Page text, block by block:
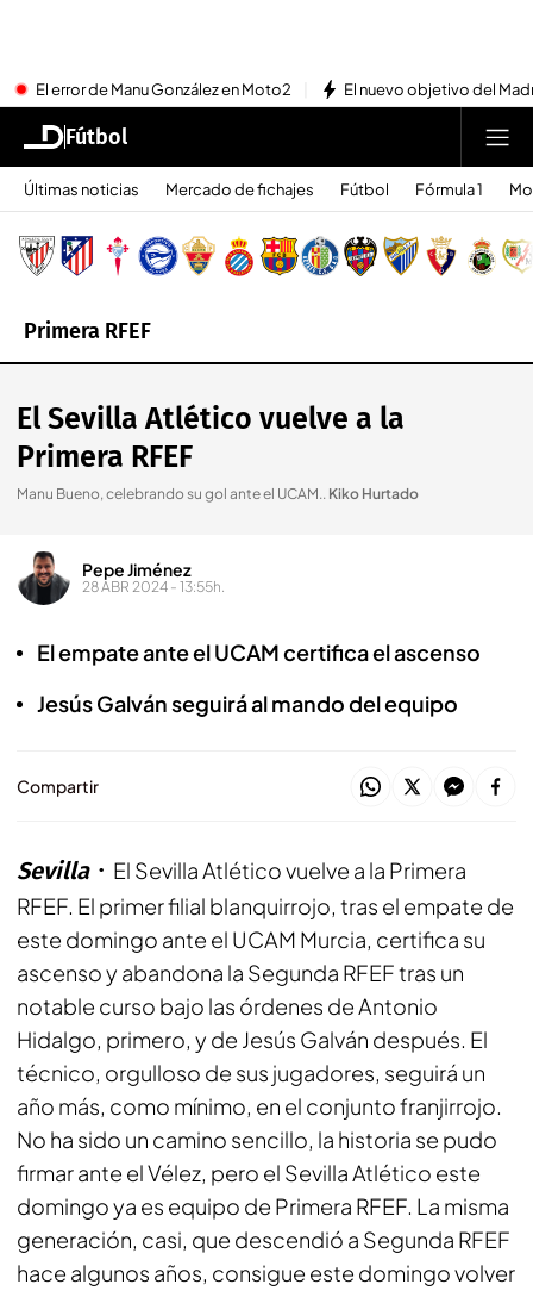
El error de Manu González en Moto2 El nuevo objetivo del
Fútbol
Últimas noticias Mercado de fichajes Fútbol Fórmula 1
Primera RFEF
El Sevilla Atlético vuelve a la
Primera RFEF
Manu Bueno, celebrando su gol ante el UCAM.. Kiko Hurtado
Pepe Jiménez
28 ABR 2024 - 13:55h.
El empate ante el UCAM certifica el ascenso
Jesús Galván seguirá al mando del equipo
Compartir
Sevilla
El Sevilla Atlético vuelve a la Primera
RFEF. El primer filial blanquirrojo, tras el empate de
este domingo ante el UCAM Murcia, certifica su
ascenso y abandona la Segunda RFEF tras un
notable curso bajo las órdenes de Antonio
Hidalgo, primero, y de Jesús Galván después. El
técnico, orgulloso de sus jugadores, seguirá un
año más, como mínimo, en el conjunto franjirrojo.
No ha sido un camino sencillo, la historia se pudo
firmar ante el Vélez, pero el Sevilla Atlético este
domingo ya es equipo de Primera RFEF. La misma
generación, casi, que descendió a Segunda RFEF
hace algunos años, consigue este domingo volver